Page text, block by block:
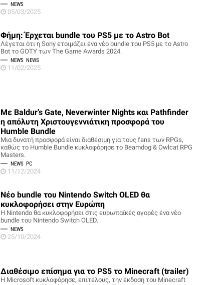
NEWS
05/03/2025
Φήμη: Έρχεται bundle του PS5 με το Astro Bot
Λέγεται ότι η Sony ετοιμάζει ένα νέο bundle του PS5 με το Astro
Bot το GOTY των The Game Awards 2024.
NEWS NEWS
11/02/2025
Με Baldur’s Gate, Neverwinter Nights και Pathfinder
η απόλυτη Xριστουγεννιάτικη προσφορά του
Humble Bundle
Μια δυνατή προσφορά είναι διαθέσιμη για τους fans των RPGs,
καθώς το Humble Bundle κυκλοφόρησε το Beamdog & Owlcat RPG
Masters.
NEWS PC
11/12/2024
Νέο bundle του Nintendo Switch OLED θα
κυκλοφορήσει στην Ευρώπη
Η Nintendo θα κυκλοφορήσει στις ευρωπαϊκές αγορές ένα νέο
bundle του Nintendo Switch OLED.
NEWS
25/10/2024
Διαθέσιμο επίσημα για το PS5 το Minecraft (trailer)
Η Microsoft κυκλοφόρησε, επιτέλους, την έκδοση του Minecraft